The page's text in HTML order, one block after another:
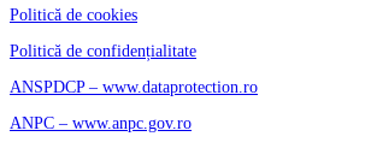
Politică de cookies
Politică de confidențialitate
ANSPDCP – www.dataprotection.ro
ANPC – www.anpc.gov.ro